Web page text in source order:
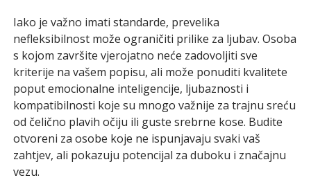
Iako je važno imati standarde, prevelika
nefleksibilnost može ograničiti prilike za ljubav. Osoba
s kojom završite vjerojatno neće zadovoljiti sve
kriterije na vašem popisu, ali može ponuditi kvalitete
poput emocionalne inteligencije, ljubaznosti i
kompatibilnosti koje su mnogo važnije za trajnu sreću
od čelično plavih očiju ili guste srebrne kose. Budite
otvoreni za osobe koje ne ispunjavaju svaki vaš
zahtjev, ali pokazuju potencijal za duboku i značajnu
vezu.